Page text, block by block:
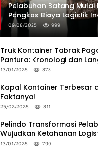
Pelabuhan Batang Mulai
Pangkas Biaya Logistik
09/08/2025 999
Truk Kontainer Tabrak
Pantura: Kronologi dan
13/01/2025 878
Kapal Kontainer Terbesar
Faktanya!
25/02/2025 811
Pelindo Transformasi
Wujudkan Ketahanan
Global
13/01/2025 790